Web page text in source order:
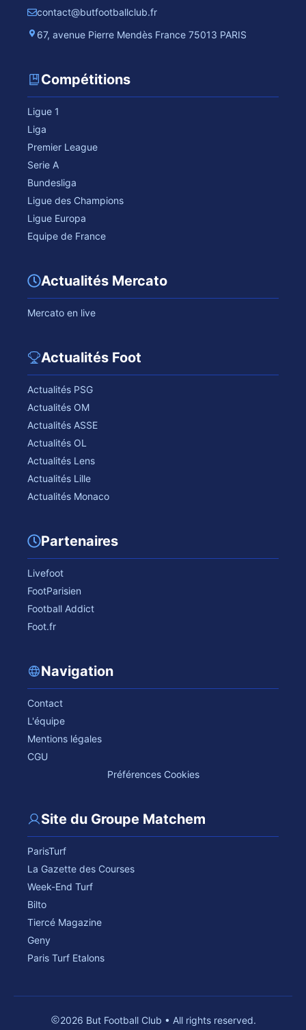
contact@butfootballclub.fr
67, avenue Pierre Mendès France 75013 PARIS
Compétitions
Ligue 1
Liga
Premier League
Serie A
Bundesliga
Ligue des Champions
Ligue Europa
Equipe de France
Actualités Mercato
Mercato en live
Actualités Foot
Actualités PSG
Actualités OM
Actualités ASSE
Actualités OL
Actualités Lens
Actualités Lille
Actualités Monaco
Partenaires
Livefoot
FootParisien
Football Addict
Foot.fr
Navigation
Contact
L'équipe
Mentions légales
CGU
Préférences Cookies
Site du Groupe Matchem
ParisTurf
La Gazette des Courses
Week-End Turf
Bilto
Tiercé Magazine
Geny
Paris Turf Etalons
2026 But Football Club • All rights reserved.